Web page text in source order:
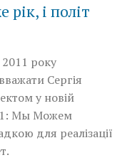
і політ
року
Сергія
у новій
Мы Можем
для реалізації